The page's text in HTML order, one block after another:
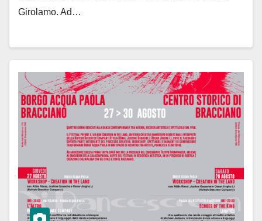
Girolamo. Ad…